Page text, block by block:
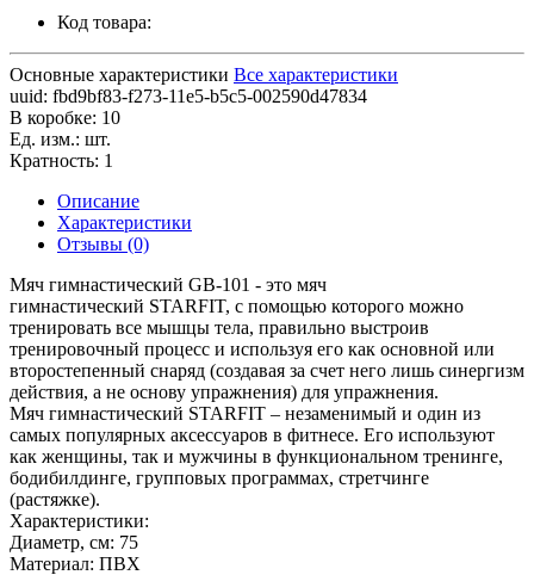
Код товара:
Основные характеристики Все характеристики
uuid: fbd9bf83-f273-11e5-b5c5-002590d47834
В коробке: 10
Ед. изм.: шт.
Кратность: 1
Описание
Характеристики
Отзывы (0)
Мяч гимнастический GB-101 - это мяч
гимнастический STARFIT, с помощью которого можно
тренировать все мышцы тела, правильно выстроив
тренировочный процесс и используя его как основной или
второстепенный снаряд (создавая за счет него лишь синергизм
действия, а не основу упражнения) для упражнения.
Мяч гимнастический STARFIT – незаменимый и один из
самых популярных аксессуаров в фитнесе. Его используют
как женщины, так и мужчины в функциональном тренинге,
бодибилдинге, групповых программах, стретчинге
(растяжке).
Характеристики:
Диаметр, см: 75
Материал: ПВХ